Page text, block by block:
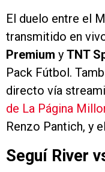
El duelo entre el
transmitido en
Premium y TNT
Pack Fútbol.
directo vía
de La Página
Renzo Pantich, y
Seguí River